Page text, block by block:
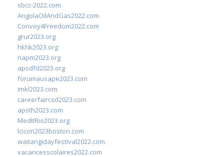
sbcc-2022.com
AngolaOilAndGas2022.com
Convoy4Freedom2022.com
grur2023.org
hkhk2023.org
napm2023.org
apsdfd2023.org
forumausape2023.com
imkl2023.com
careerfaircsd2023.com
apsth2023.com
MedItRio2023.org
lcicon2023boston.com
waitangidayfestival2022.com
vacancesscolaires2022.com